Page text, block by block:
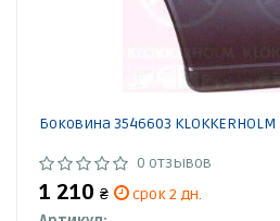
Боковина 3546603 KLOKKERHOLM
0 отзывов
1 210 ₴
срок 2 дн.